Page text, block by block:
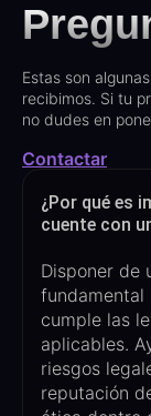
Estas son
recibimos. Si tu
no dudes en
Contactar
¿Por qué es
cuente con
Disponer de
fundamental
cumple las
aplicables.
riesgos
reputación